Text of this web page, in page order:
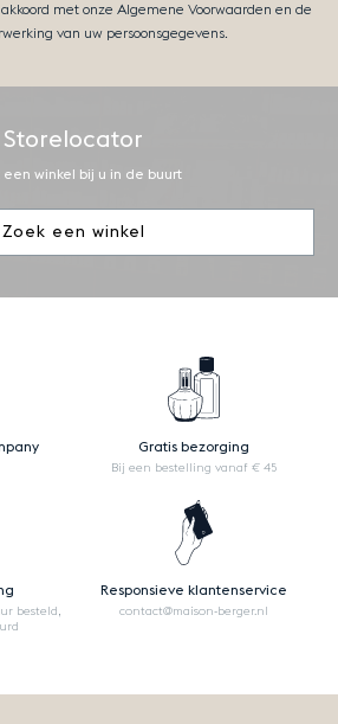
met onze Algemene Voorwaarden en de
van uw persoonsgegevens.
Storelocator
een winkel bij u in de buurt
Zoek een winkel
Gratis bezorging
Bij een bestelling vanaf € 45
besteld,
Responsieve klantenservice
contact@maison-berger.nl